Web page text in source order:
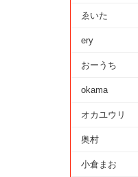
ゑいた
ery
おーうち
okama
オカユウリ
奥村
小倉まお